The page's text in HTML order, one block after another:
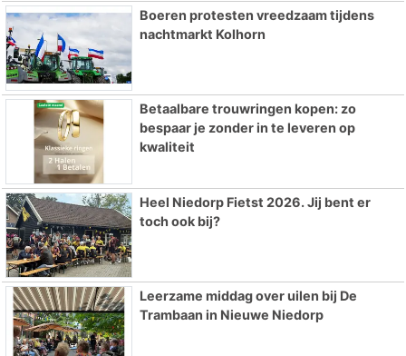
Boeren protesten vreedzaam tijdens
nachtmarkt Kolhorn
Betaalbare trouwringen kopen: zo
bespaar je zonder in te leveren op
kwaliteit
Heel Niedorp Fietst 2026. Jij bent er
toch ook bij?
Leerzame middag over uilen bij De
Trambaan in Nieuwe Niedorp